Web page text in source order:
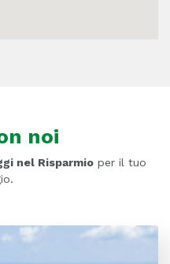
noi
nel Risparmioper il tuo